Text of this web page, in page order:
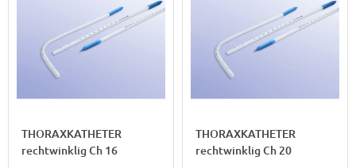
THORAXKATHETER
rechtwinklig Ch 16
THORAXKATHETER
rechtwinklig Ch 20